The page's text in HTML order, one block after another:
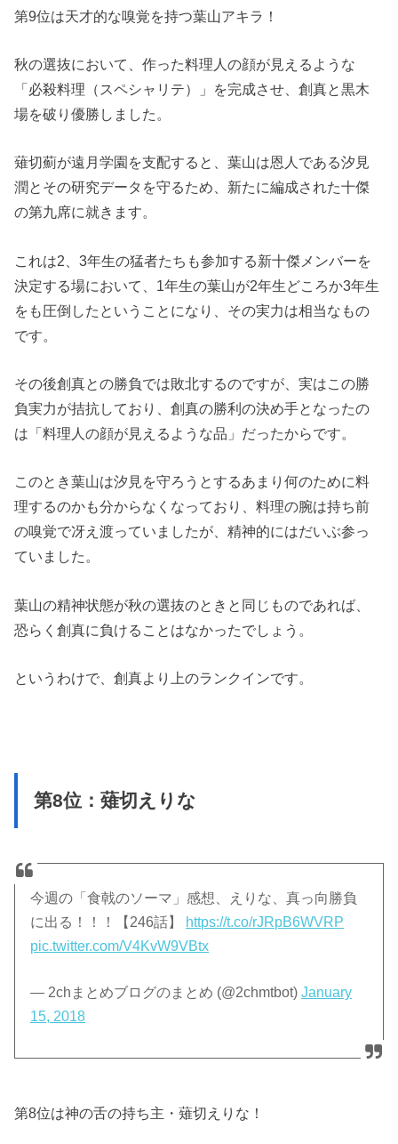
第9位は天才的な嗅覚を持つ葉山アキラ！
秋の選抜において、作った料理人の顔が見えるような
「必殺料理（スペシャリテ）」を完成させ、創真と黒木
場を破り優勝しました。
薙切薊が遠月学園を支配すると、葉山は恩人である汐見
潤とその研究データを守るため、新たに編成された十傑
の第九席に就きます。
これは2、3年生の猛者たちも参加する新十傑メンバーを
決定する場において、1年生の葉山が2年生どころか3年生
をも圧倒したということになり、その実力は相当なもの
です。
その後創真との勝負では敗北するのですが、実はこの勝
負実力が拮抗しており、創真の勝利の決め手となったの
は「料理人の顔が見えるような品」だったからです。
このとき葉山は汐見を守ろうとするあまり何のために料
理するのかも分からなくなっており、料理の腕は持ち前
の嗅覚で冴え渡っていましたが、精神的にはだいぶ参っ
ていました。
葉山の精神状態が秋の選抜のときと同じものであれば、
恐らく創真に負けることはなかったでしょう。
というわけで、創真より上のランクインです。
第8位：薙切えりな
今週の「食戟のソーマ」感想、えりな、真っ向勝負
に出る！！！【246話】
https://t.co/rJRpB6WVRP
pic.twitter.com/V4KvW9VBtx
— 2chまとめブログのまとめ (@2chmtbot)January
15, 2018
第8位は神の舌の持ち主・薙切えりな！